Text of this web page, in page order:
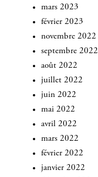
mars 2023
février 2023
novembre 2022
septembre 2022
août 2022
juillet 2022
juin 2022
mai 2022
avril 2022
mars 2022
février 2022
janvier 2022
INSCRIVEZ-VOUS